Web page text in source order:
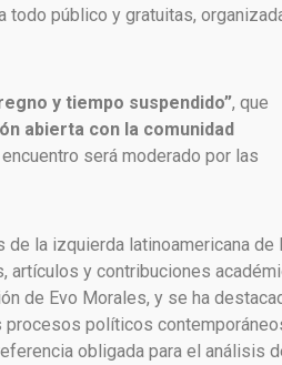
todo público y gratuitas,
y tiempo suspendido”, que
abierta con la comunidad
será moderado por las
la izquierda latinoamericana de
artículos y contribuciones
de Evo Morales, y se ha
políticos
obligada para el análisis